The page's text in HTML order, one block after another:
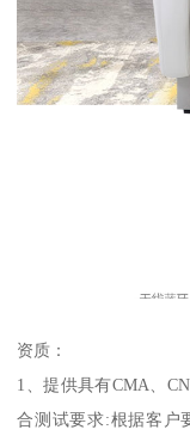
资质：
1、提供具有CMA、
合测试要求:根据客户